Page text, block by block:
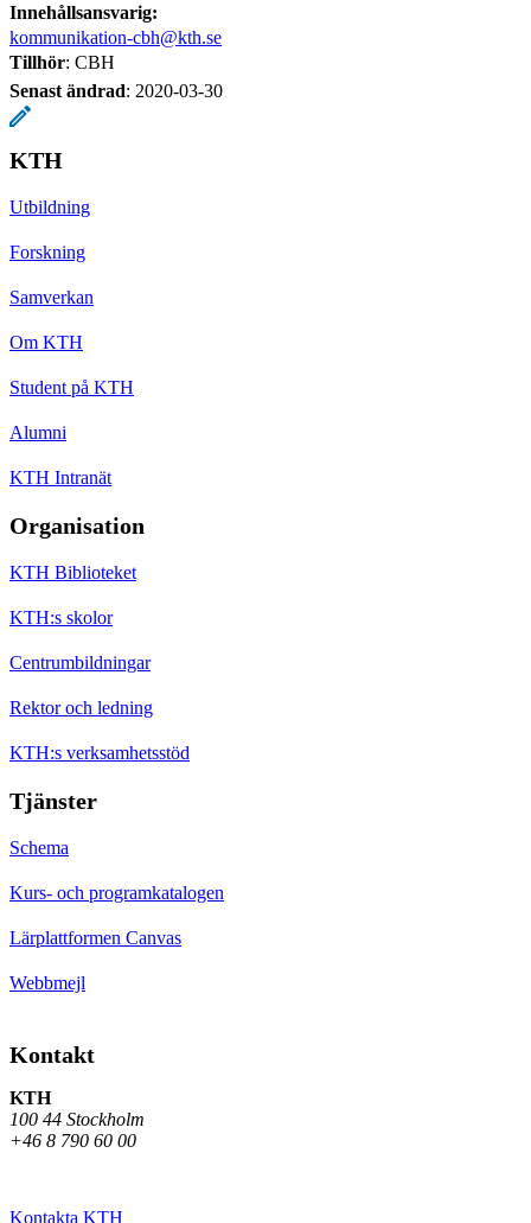
Innehållsansvarig:
kommunikation-cbh@kth.se
Tillhör: CBH
Senast ändrad: 2020-03-30
KTH
Utbildning
Forskning
Samverkan
Om KTH
Student på KTH
Alumni
KTH Intranät
Organisation
KTH Biblioteket
KTH:s skolor
Centrumbildningar
Rektor och ledning
KTH:s verksamhetsstöd
Tjänster
Schema
Kurs- och programkatalogen
Lärplattformen Canvas
Webbmejl
Kontakt
KTH
100 44 Stockholm
+46 8 790 60 00
Kontakta KTH